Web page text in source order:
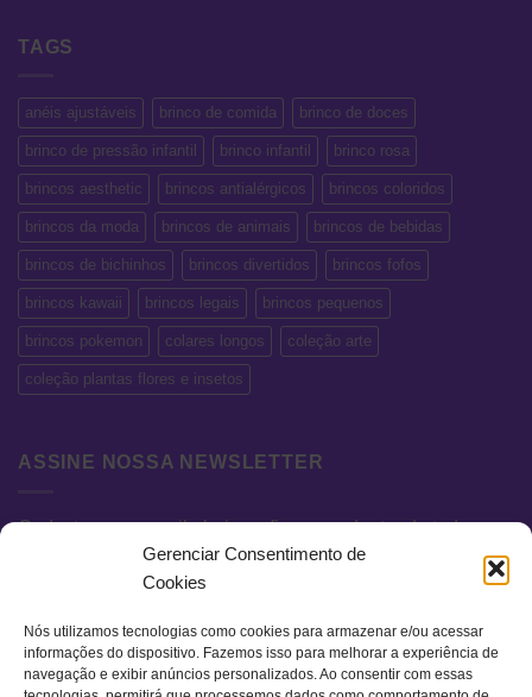
Gerenciar Consentimento de
Cookies
Nós utilizamos tecnologias como cookies para armazenar e/ou acessar
informações do dispositivo. Fazemos isso para melhorar a experiência de
navegação e exibir anúncios personalizados. Ao consentir com essas
TAGS
anéis ajustáveis brinco de comida brinco de doces
brinco de pressão infantil brinco infantil brinco rosa
brincos aesthetic brincos antialérgicos brincos coloridos
brincos da moda brincos de animais brincos de bebidas
brincos de bichinhos brincos divertidos brincos fofos
brincos kawaii brincos legais brincos pequenos
brincos pokemon colares longos coleção arte
coleção plantas flores e insetos
ASSINE NOSSA NEWSLETTER
Cadastre seu e-mail abaixo e fique por dentro de todas as
novidades e promoções exclusivas.